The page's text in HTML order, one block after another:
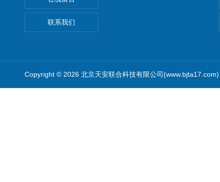
联系我们
Copyright © 2026 北京天安联合科技有限公司